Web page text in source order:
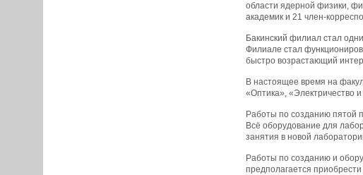
области ядерной физики,
академик и 21 член-
Бакинский филиал стал
Филиале стал
быстро возрастающий
В настоящее время на
«Оптика», «Электричество
Работы по созданию пятой
Всё оборудование для
занятия в новой
Работы по созданию и
предполагается